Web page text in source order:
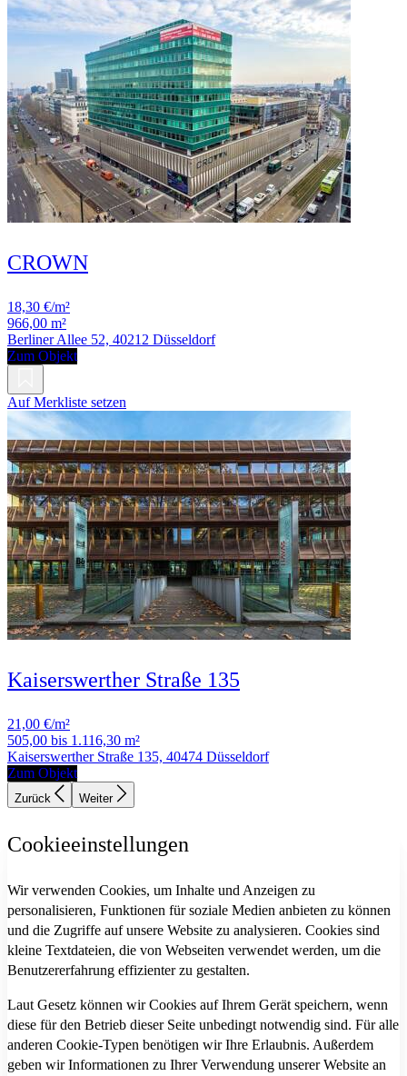
CROWN
18,30 €/m²
966,00 m²
Berliner Allee 52, 40212 Düsseldorf
Zum Objekt
Auf Merkliste setzen
Kaiserswerther Straße 135
21,00 €/m²
505,00 bis 1.116,30 m²
Kaiserswerther Straße 135, 40474 Düsseldorf
Zum Objekt
Zurück Weiter
Cookieeinstellungen
Wir verwenden Cookies, um Inhalte und Anzeigen zu
personalisieren, Funktionen für soziale Medien anbieten zu können
und die Zugriffe auf unsere Website zu analysieren. Cookies sind
kleine Textdateien, die von Webseiten verwendet werden, um die
Benutzererfahrung effizienter zu gestalten.
Laut Gesetz können wir Cookies auf Ihrem Gerät speichern, wenn
diese für den Betrieb dieser Seite unbedingt notwendig sind. Für alle
anderen Cookie-Typen benötigen wir Ihre Erlaubnis. Außerdem
geben wir Informationen zu Ihrer Verwendung unserer Website an